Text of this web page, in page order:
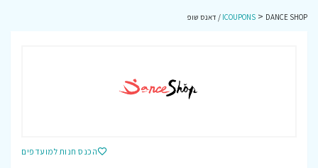
ICOUPONS > DANCE SHOP / דאנס שופ
הכנס חנות למועדפים